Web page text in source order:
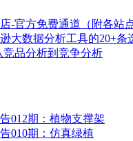
-官方免费通道（附各站
大数据分析工具的20+条
竞品分析到竞争分析
012期：植物支撑架
010期：仿真绿植